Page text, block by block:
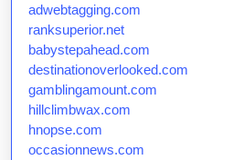
adwebtagging.com
ranksuperior.net
babystepahead.com
destinationoverlooked.com
gamblingamount.com
hillclimbwax.com
hnopse.com
occasionnews.com